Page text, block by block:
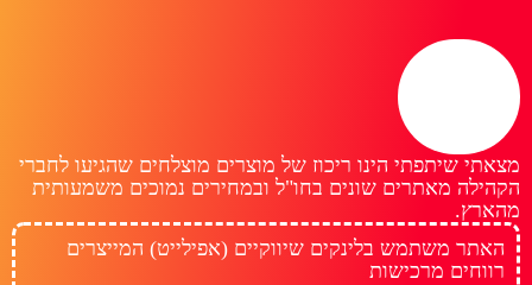
מצאתי שיתפתי הינו ריכוז של מוצרים מוצלחים שהגיעו לחברי
הקהילה מאתרים שונים בחו"ל ובמחירים נמוכים משמעותית
מהארץ.
האתר משתמש בלינקים שיווקיים (אפילייט) המייצרים
רווחים מרכישות